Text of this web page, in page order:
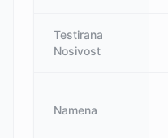
Testirana
Nosivost
Namena